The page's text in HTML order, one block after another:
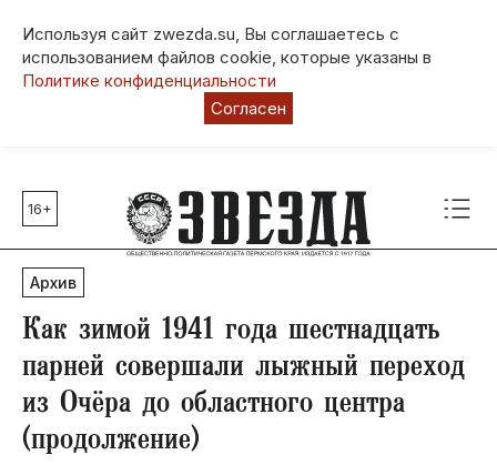
Используя сайт zwezda.su, Вы соглашаетесь с
использованием файлов cookie, которые указаны в
Политике конфиденциальности
Согласен
Главные темы
80 лет Победы
Молодежная столица РФ
СВО
Выборы в Пермском крае
Социальная поддержка
Инфраструктура
Благоустройство
16+
Архив
Как зимой 1941 года шестнадцать
парней совершали лыжный переход
из Очёра до областного центра
(продолжение)